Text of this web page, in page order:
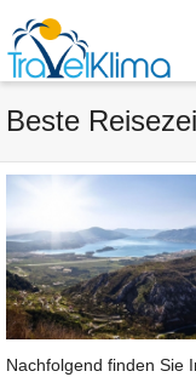
Beste
Nachfolgend finden Sie